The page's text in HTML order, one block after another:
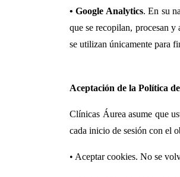
• Google Analytics. En su
que se recopilan, procesan
se utilizan únicamente para
Aceptación de la Política
Clínicas Áurea asume que
cada inicio de sesión con el
• Aceptar cookies. No se